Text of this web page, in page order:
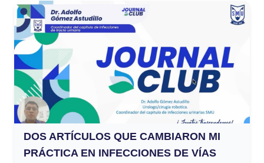
DOS ARTÍCULOS QUE CAMBIARON MI
PRÁCTICA EN INFECCIONES DE VÍAS